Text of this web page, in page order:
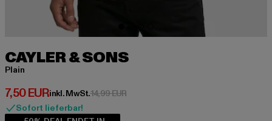
CAYLER & SONS
Plain
7,50 EUR
Derzeitiger Preis: 7,50 EUR
inkl. MwSt.14,99 EURAktionspreis: 14,99 EUR
Sofort lieferbar!